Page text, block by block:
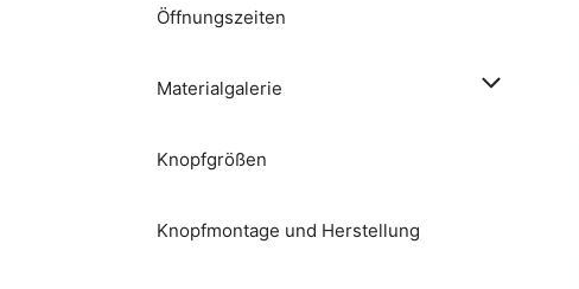
Öffnungszeiten
Materialgalerie
Knopfgrößen
Knopfmontage und Herstellung